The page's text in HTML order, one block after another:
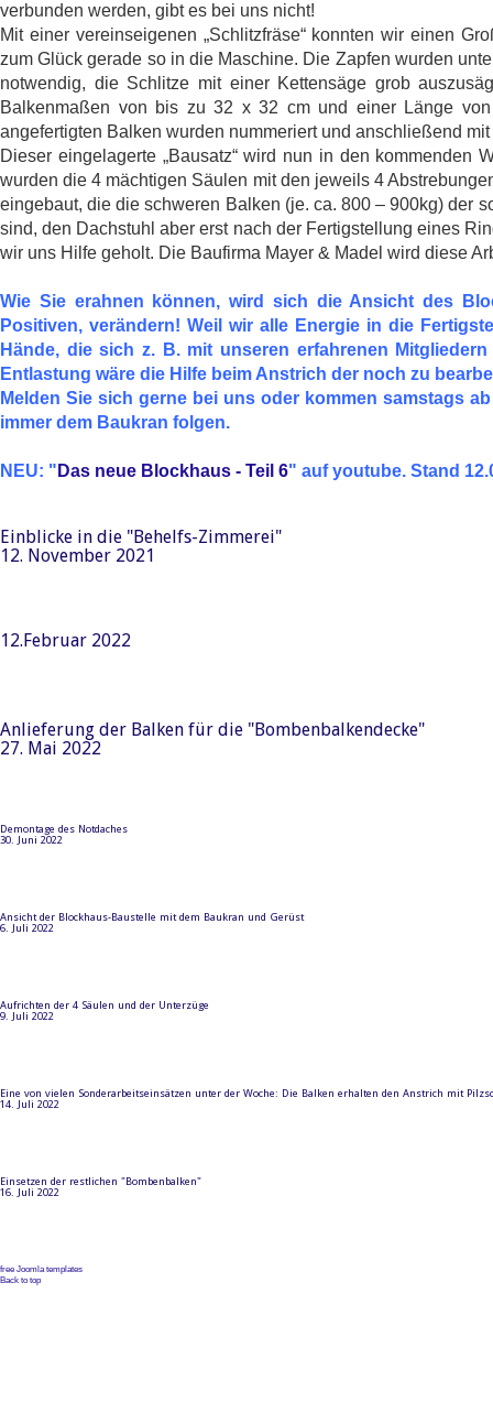
verbunden werden, gibt es bei uns nicht!
Mit einer vereinseigenen „Schlitzfräse“ konnten wir einen
zum Glück gerade so in die Maschine. Die Zapfen wurden
notwendig, die Schlitze mit einer Kettensäge grob
Balkenmaßen von bis zu 32 x 32 cm und einer Länge
angefertigten Balken wurden nummeriert und anschließend
Dieser eingelagerte „Bausatz“ wird nun in den kommenden
wurden die 4 mächtigen Säulen mit den jeweils 4
eingebaut, die die schweren Balken (je. ca. 800 – 900kg) der
sind, den Dachstuhl aber erst nach der Fertigstellung eines
wir uns Hilfe geholt. Die Baufirma Mayer & Madel wird diese
Wie Sie erahnen können, wird sich die Ansicht des
Positiven, verändern! Weil wir alle Energie in die
Hände, die sich z. B. mit unseren erfahrenen
Entlastung wäre die Hilfe beim Anstrich der noch zu
Melden Sie sich gerne bei uns oder kommen samstags
immer dem Baukran folgen.
NEU: " Das neue Blockhaus - Teil 6" auf youtube. Stand
Einblicke in die "Behelfs-Zimmerei"
12. November 2021
12.Februar 2022
Anlieferung der Balken für die "Bombenbalkendecke"
27. Mai 2022
Demontage des Notdaches
30. Juni 2022
Ansicht der Blockhaus-Baustelle mit dem Baukran und Gerüst
6. Juli 2022
Aufrichten der 4 Säulen und der Unterzüge
9. Juli 2022
Eine von vielen Sonderarbeitseinsätzen unter der Woche: Die Balken erhalten den Anstrich mit
14. Juli 2022
Einsetzen der restlichen "Bombenbalken"
16. Juli 2022
free Joomla templates
Back to top